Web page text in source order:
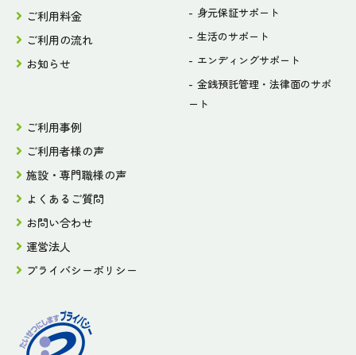
ご利用料金
ご利用の流れ
お知らせ
身元保証サポート
生活のサポート
エンディングサポート
金銭預託管理・法律面のサポ
ート
ご利用事例
ご利用者様の声
施設・専門職様の声
よくあるご質問
お問い合わせ
運営法人
プライバシーポリシー